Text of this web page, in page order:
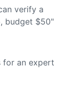
verify a
budget $50"
for an expert